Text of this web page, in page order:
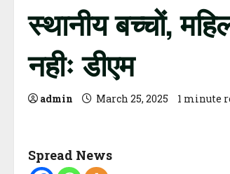
स्थानीय बच्चों,
नहीः डीएम
admin March 25, 2025 1 minute
Spread News